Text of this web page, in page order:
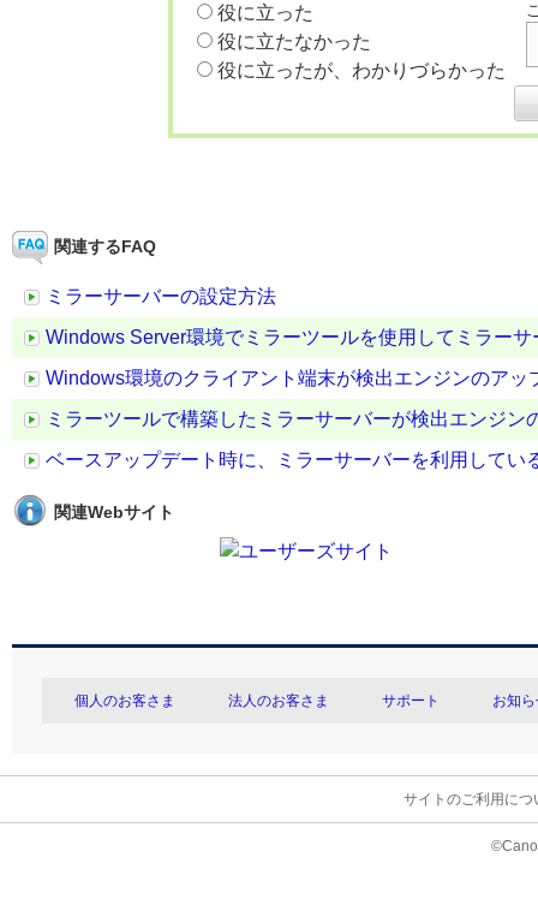
役に立った
役に立たなかった
役に立ったが、わかりづらかった
関連するFAQ
ミラーサーバーの設定方法
Windows Server環境でミラーツールを使用してミラー
Windows環境のクライアント端末が検出エンジンのアッ
ミラーツールで構築したミラーサーバーが検出エンジン
ベースアップデート時に、ミラーサーバーを利用して
関連Webサイト
個人のお客さま 法人のお客さま サポート お知
サイトのご利用につ